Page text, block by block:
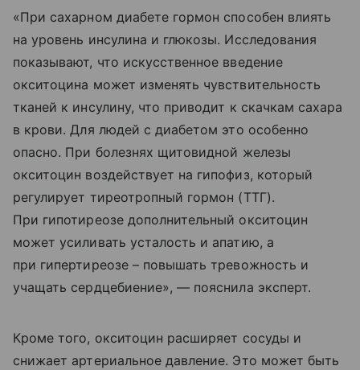
«При сахарном диабете гормон способен влиять
на уровень инсулина и глюкозы. Исследования
показывают, что искусственное введение
окситоцина может изменять чувствительность
тканей к инсулину, что приводит к скачкам сахара
в крови. Для людей с диабетом это особенно
опасно. При болезнях щитовидной железы
окситоцин воздействует на гипофиз, который
регулирует тиреотропный гормон (ТТГ).
При гипотиреозе дополнительный окситоцин
может усиливать усталость и апатию, а
при гипертиреозе – повышать тревожность и
учащать сердцебиение», — пояснила эксперт.
Кроме того, окситоцин расширяет сосуды и
снижает артериальное давление. Это может быть